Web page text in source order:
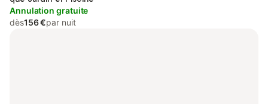
Annulation gratuite
dès156 €par nuit